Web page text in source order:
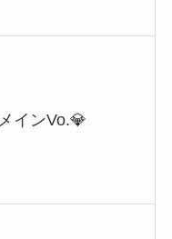
メインVo.💎